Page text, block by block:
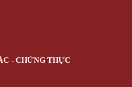
- CHỨNG THỰC